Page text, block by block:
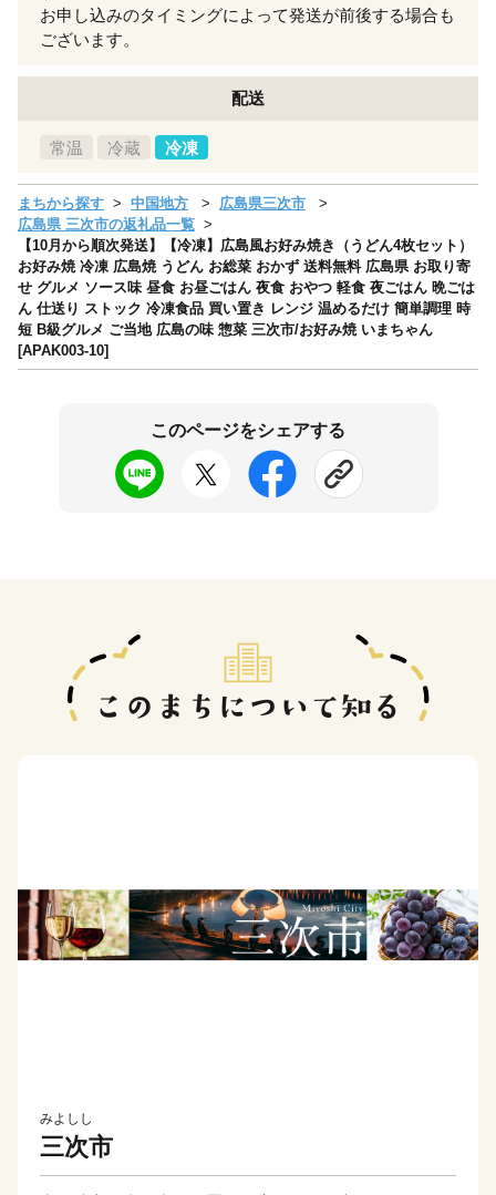
お申し込みのタイミングによって発送が前後する場合も
ございます。
配送
常温 冷蔵 冷凍
まちから探す 中国地方
広島県三次市
広島県 三次市の返礼品一覧
【10月から順次発送】【冷凍】広島風お好み焼き（うどん4枚セット）
お好み焼 冷凍 広島焼 うどん お総菜 おかず 送料無料 広島県 お取り寄
せ グルメ ソース味 昼食 お昼ごはん 夜食 おやつ 軽食 夜ごはん 晩ごは
ん 仕送り ストック 冷凍食品 買い置き レンジ 温めるだけ 簡単調理 時
短 B級グルメ ご当地 広島の味 惣菜 三次市/お好み焼 いまちゃん
[APAK003-10]
このページをシェアする
みよしし
三次市